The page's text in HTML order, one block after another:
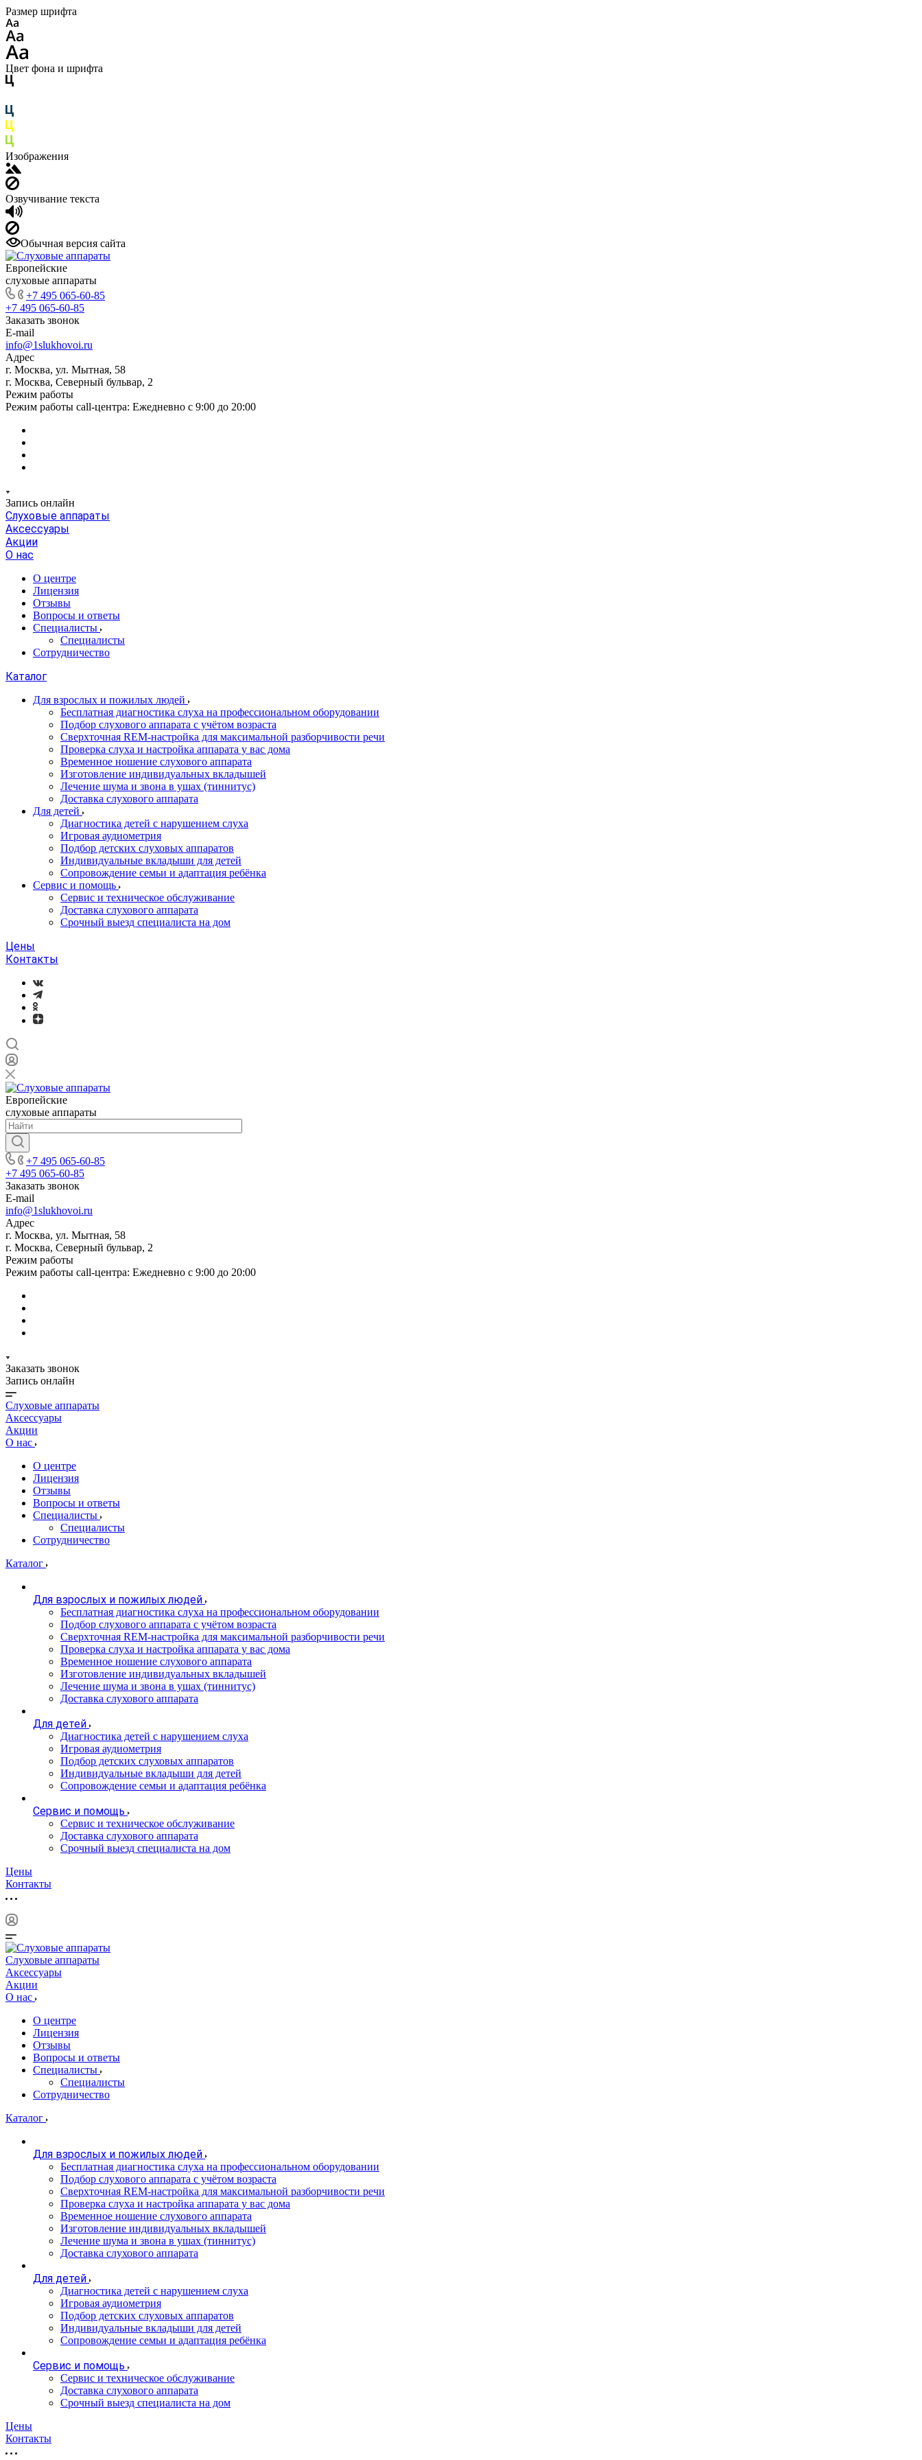
Размер шрифта
Цвет фона и шрифта
Изображения
Озвучивание текста
Обычная версия сайта
Европейские
слуховые аппараты
+7 495 065-60-85
+7 495 065-60-85
Заказать звонок
E-mail
info@1slukhovoi.ru
Адрес
г. Москва, ул. Мытная, 58
г. Москва, Северный бульвар, 2
Режим работы
Режим работы call-центра: Ежедневно с 9:00 до 20:00
Запись онлайн
Слуховые аппараты
Аксессуары
Акции
О нас
О центре
Лицензия
Отзывы
Вопросы и ответы
Специалисты
Специалисты
Сотрудничество
Каталог
Для взрослых и пожилых людей
Бесплатная диагностика слуха на профессиональном оборудовании
Подбор слухового аппарата с учётом возраста
Сверхточная REM-настройка для максимальной разборчивости речи
Проверка слуха и настройка аппарата у вас дома
Временное ношение слухового аппарата
Изготовление индивидуальных вкладышей
Лечение шума и звона в ушах (тиннитус)
Доставка слухового аппарата
Для детей
Диагностика детей с нарушением слуха
Игровая аудиометрия
Подбор детских слуховых аппаратов
Индивидуальные вкладыши для детей
Сопровождение семьи и адаптация ребёнка
Сервис и помощь
Сервис и техническое обслуживание
Доставка слухового аппарата
Срочный выезд специалиста на дом
Цены
Контакты
Европейские
слуховые аппараты
+7 495 065-60-85
+7 495 065-60-85
Заказать звонок
E-mail
info@1slukhovoi.ru
Адрес
г. Москва, ул. Мытная, 58
г. Москва, Северный бульвар, 2
Режим работы
Режим работы call-центра: Ежедневно с 9:00 до 20:00
Заказать звонок
Запись онлайн
Слуховые аппараты
Аксессуары
Акции
О нас
О центре
Лицензия
Отзывы
Вопросы и ответы
Специалисты
Специалисты
Сотрудничество
Каталог
Для взрослых и пожилых людей
Бесплатная диагностика слуха на профессиональном оборудовании
Подбор слухового аппарата с учётом возраста
Сверхточная REM-настройка для максимальной разборчивости речи
Проверка слуха и настройка аппарата у вас дома
Временное ношение слухового аппарата
Изготовление индивидуальных вкладышей
Лечение шума и звона в ушах (тиннитус)
Доставка слухового аппарата
Для детей
Диагностика детей с нарушением слуха
Игровая аудиометрия
Подбор детских слуховых аппаратов
Индивидуальные вкладыши для детей
Сопровождение семьи и адаптация ребёнка
Сервис и помощь
Сервис и техническое обслуживание
Доставка слухового аппарата
Срочный выезд специалиста на дом
Цены
Контакты
Слуховые аппараты
Аксессуары
Акции
О нас
О центре
Лицензия
Отзывы
Вопросы и ответы
Специалисты
Специалисты
Сотрудничество
Каталог
Для взрослых и пожилых людей
Бесплатная диагностика слуха на профессиональном оборудовании
Подбор слухового аппарата с учётом возраста
Сверхточная REM-настройка для максимальной разборчивости речи
Проверка слуха и настройка аппарата у вас дома
Временное ношение слухового аппарата
Изготовление индивидуальных вкладышей
Лечение шума и звона в ушах (тиннитус)
Доставка слухового аппарата
Для детей
Диагностика детей с нарушением слуха
Игровая аудиометрия
Подбор детских слуховых аппаратов
Индивидуальные вкладыши для детей
Сопровождение семьи и адаптация ребёнка
Сервис и помощь
Сервис и техническое обслуживание
Доставка слухового аппарата
Срочный выезд специалиста на дом
Цены
Контакты